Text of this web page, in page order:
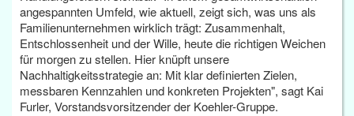
angespannten Umfeld, wie aktuell, zeigt sich, was uns als
Familienunternehmen wirklich trägt: Zusammenhalt,
Entschlossenheit und der Wille, heute die richtigen Weichen
für morgen zu stellen. Hier knüpft unsere
Nachhaltigkeitsstrategie an: Mit klar definierten Zielen,
messbaren Kennzahlen und konkreten Projekten", sagt Kai
Furler, Vorstandsvorsitzender der Koehler-Gruppe.